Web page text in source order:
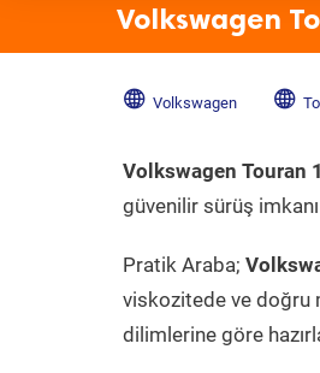
Volkswagen
Volkswagen
Volkswagen Touran
güvenilir sürüş
Pratik Araba;
viskozitede ve doğru
dilimlerine göre